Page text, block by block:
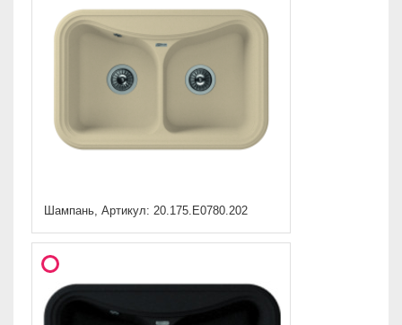
Шампань, Артикул: 20.175.E0780.202